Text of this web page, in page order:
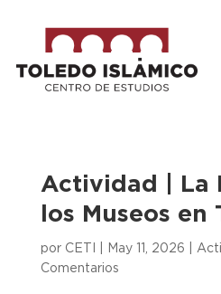
Actividad | La
los Museos en
por CETI May 11, 2026
Comentarios